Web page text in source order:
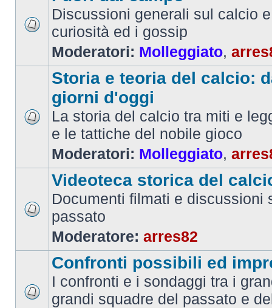
Discussioni generali sul calcio
curiosità ed i gossip
Moderatori: Molleggiato,
Storia e teoria del calcio:
giorni d'oggi
La storia del calcio tra miti e
e le tattiche del nobile gioco
Moderatori: Molleggiato,
Videoteca storica del
Documenti filmati e discussioni
passato
Moderatore: arres82
Confronti possibili ed
I confronti e i sondaggi tra i
grandi squadre del passato e